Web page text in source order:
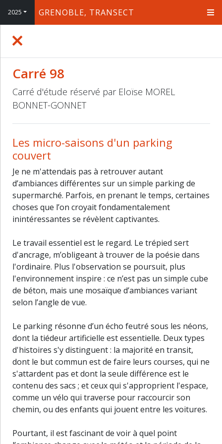
2025 GRENOBLE, TRANSECT
+
30 m
Carré 98
Carré d'étude réservé par Eloïse MOREL
BONNET-GONNET
Les micro-saisons d'un parking
couvert
Je ne m'attendais pas à retrouver autant
d’ambiances différentes sur un simple parking de
supermarché. Parfois, en prenant le temps, certaines
choses que l’on croyait fondamentalement
inintéressantes se révèlent captivantes.
Le travail essentiel est le regard. Le trépied sert
d'ancrage, m’obligeant à trouver de la poésie dans
l'ordinaire. Plus l'observation se poursuit, plus
l'environnement inspire : ce n’est pas un simple cube
de béton, mais une mosaïque d’ambiances variant
selon l’angle de vue.
Le parking résonne d’un écho feutré sous les néons,
dont la tiédeur artificielle est essentielle. Deux types
d'histoires s'y distinguent : la majorité en transit,
dont le but commun est de faire leurs courses, qui ne
s'attardent pas et dont la seule différence est le
contenu des sacs ; et ceux qui s'approprient l'espace,
comme un vélo qui traverse pour raccourcir son
chemin, ou des enfants qui jouent entre les voitures.
Pourtant, il est fascinant de voir à quel point